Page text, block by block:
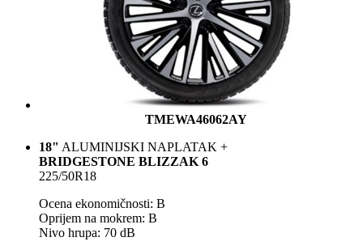
TMEWA46062AY
18" ALUMINIJSKI NAPLATAK +
BRIDGESTONE BLIZZAK 6
225/50R18
Ocena ekonomičnosti: B
Oprijem na mokrem: B
Nivo hrupa: 70 dB